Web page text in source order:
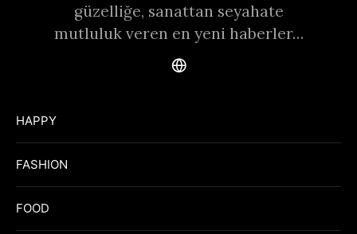
güzelliğe, sanattan seyahate
mutluluk veren en yeni haberler…
HAPPY
FASHION
FOOD